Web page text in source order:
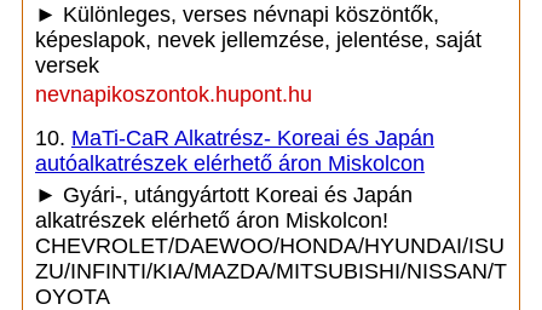
► Különleges, verses névnapi köszöntők,
képeslapok, nevek jellemzése, jelentése, saját
versek
nevnapikoszontok.hupont.hu
10. MaTi-CaR Alkatrész- Koreai és Japán
autóalkatrészek elérhető áron Miskolcon
► Gyári-, utángyártott Koreai és Japán
alkatrészek elérhető áron Miskolcon!
CHEVROLET/DAEWOO/HONDA/HYUNDAI/ISU
ZU/INFINTI/KIA/MAZDA/MITSUBISHI/NISSAN/T
OYOTA